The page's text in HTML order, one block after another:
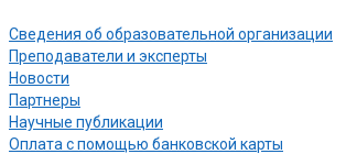
Сведения об образовательной организации
Преподаватели и эксперты
Новости
Партнеры
Научные публикации
Оплата с помощью банковской карты